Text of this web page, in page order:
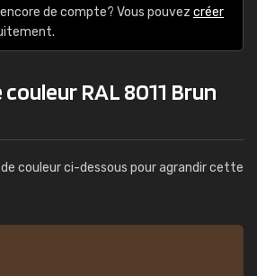
de compte? Vous pouvez créer
RAL 8011 Brun
couleur ci-dessous pour agrandir cette